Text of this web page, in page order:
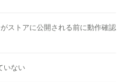
ストアに公開される前に動作確認
いない